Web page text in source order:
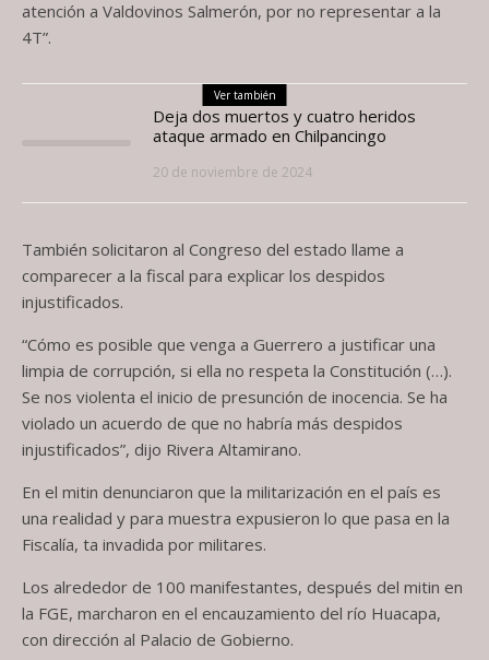
atención a Valdovinos Salmerón, por no representar a la
4T”.
Ver también
Deja dos muertos y cuatro heridos
ataque armado en Chilpancingo
20 de noviembre de 2024
También solicitaron al Congreso del estado llame a
comparecer a la fiscal para explicar los despidos
injustificados.
“Cómo es posible que venga a Guerrero a justificar una
limpia de corrupción, si ella no respeta la Constitución (…).
Se nos violenta el inicio de presunción de inocencia. Se ha
violado un acuerdo de que no habría más despidos
injustificados”, dijo Rivera Altamirano.
En el mitin denunciaron que la militarización en el país es
una realidad y para muestra expusieron lo que pasa en la
Fiscalía, ta invadida por militares.
Los alrededor de 100 manifestantes, después del mitin en
la FGE, marcharon en el encauzamiento del río Huacapa,
con dirección al Palacio de Gobierno.